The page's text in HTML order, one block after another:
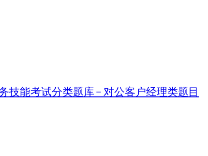
技能考试分类题库 – 对公客户经理类题目